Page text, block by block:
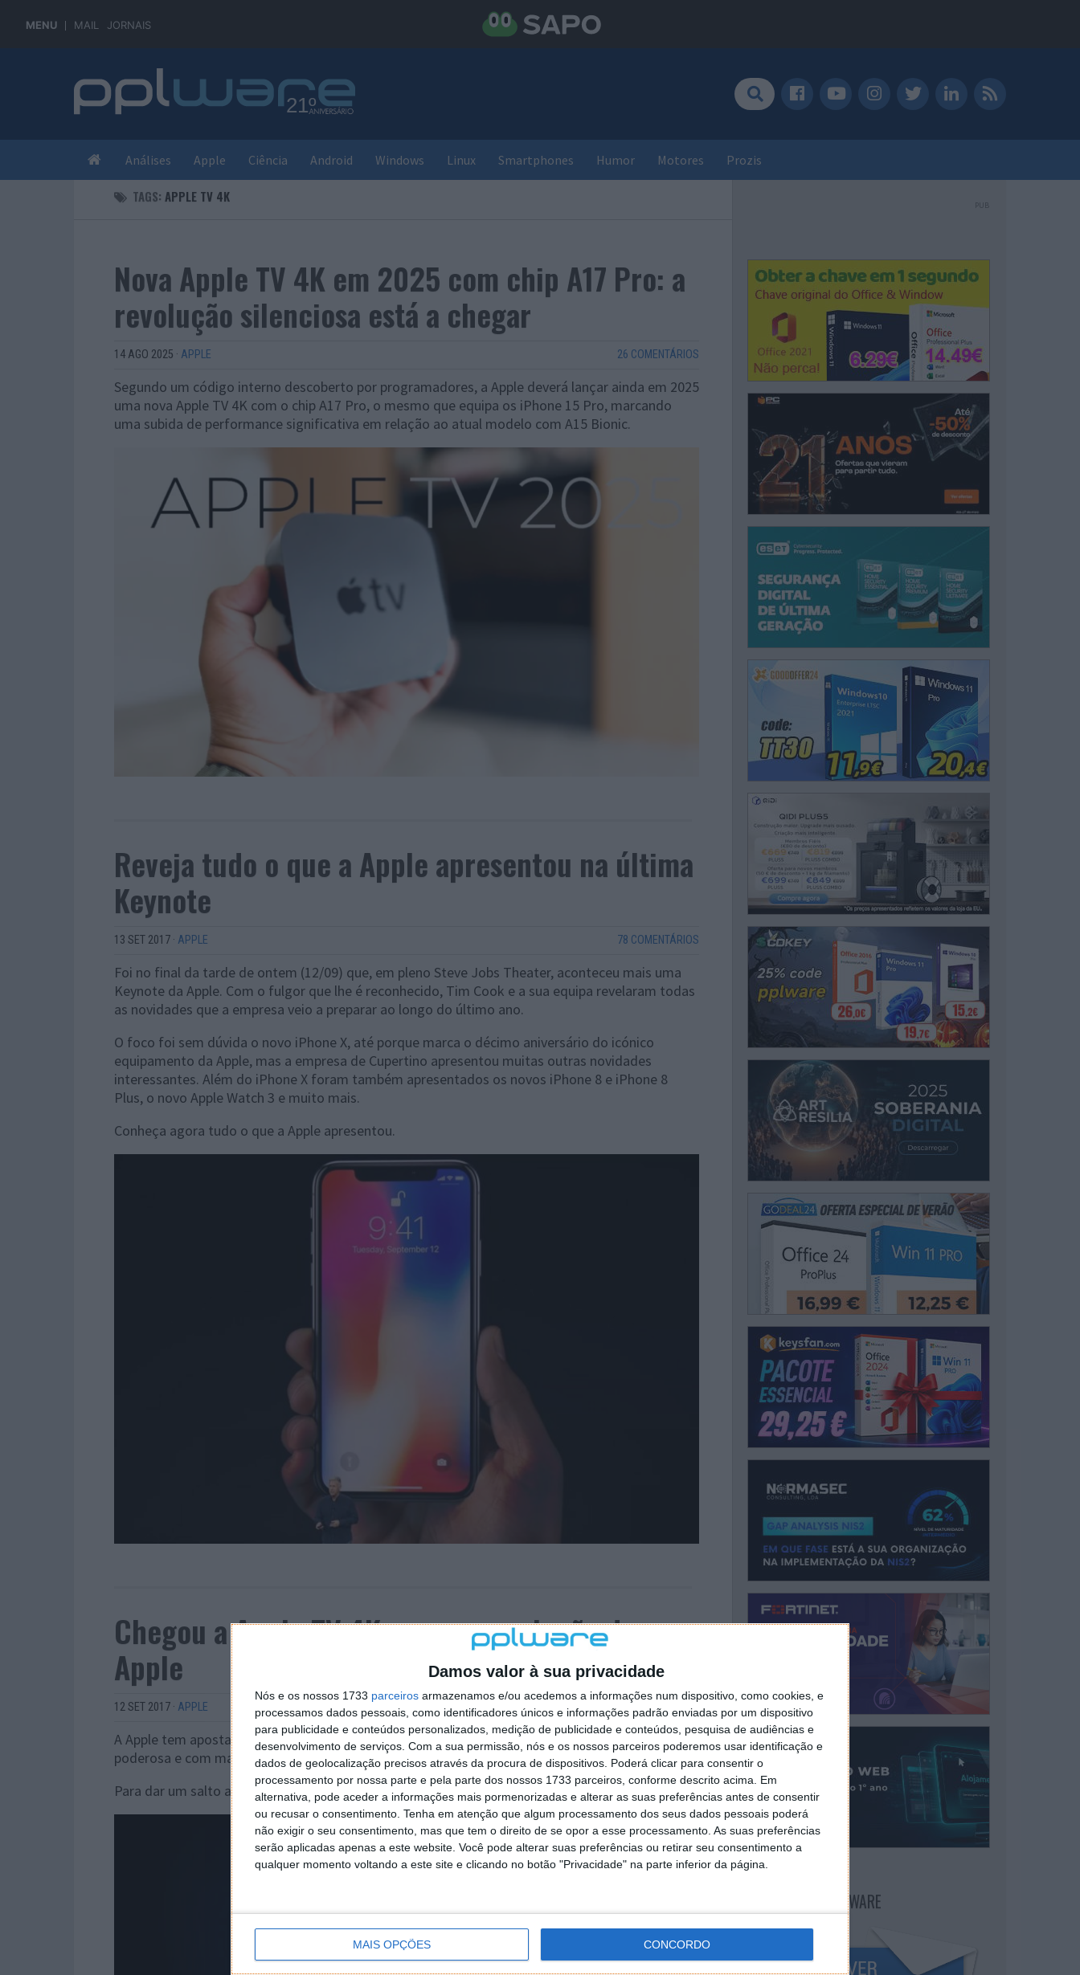
Damos valor à sua privacidade
Nós e os nossos 1733 parceiros armazenamos e/ou acedemos a informações num dispositivo, como cookies, e
processamos dados pessoais, como identificadores únicos e informações padrão enviadas por um dispositivo
para publicidade e conteúdos personalizados, medição de publicidade e conteúdos, pesquisa de audiências e
desenvolvimento de serviços. Com a sua permissão, nós e os nossos parceiros poderemos usar identificação e
dados de geolocalização precisos através da procura de dispositivos. Poderá clicar para consentir o
processamento por nossa parte e pela parte dos nossos 1733 parceiros, conforme descrito acima. Em
alternativa, pode aceder a informações mais pormenorizadas e alterar as suas preferências antes de consentir
ou recusar o consentimento. Tenha em atenção que algum processamento dos seus dados pessoais poderá
não exigir o seu consentimento, mas que tem o direito de se opor a esse processamento. As suas preferências
serão aplicadas apenas a este website. Você pode alterar suas preferências ou retirar seu consentimento a
qualquer momento voltando a este site e clicando no botão "Privacidade" na parte inferior da página.
MAIS OPÇÕES CONCORDO
MENU MAIL JORNAIS
Análises Apple Ciência Android Windows Linux Smartphones Humor Motores Prozis
TAGS: APPLE TV 4K
Nova Apple TV 4K em 2025 com chip A17 Pro: a
revolução silenciosa está a chegar
14 AGO 2025 · APPLE 26 COMENTÁRIOS
Segundo um código interno descoberto por programadores, a Apple deverá lançar ainda em 2025
uma nova Apple TV 4K com o chip A17 Pro, o mesmo que equipa os iPhone 15 Pro, marcando
uma subida de performance significativa em relação ao atual modelo com A15 Bionic.
Reveja tudo o que a Apple apresentou na última
Keynote
13 SET 2017 · APPLE 78 COMENTÁRIOS
Foi no final da tarde de ontem (12/09) que, em pleno Steve Jobs Theater, aconteceu mais uma
Keynote da Apple. Com o fulgor que lhe é reconhecido, Tim Cook e a sua equipa revelaram todas
as novidades que a empresa veio a preparar ao longo do último ano.
O foco foi sem dúvida o novo iPhone X, até porque marca o décimo aniversário do icónico
equipamento da Apple, mas a empresa de Cupertino apresentou muitas outras novidades
interessantes. Além do iPhone X foram também apresentados os novos iPhone 8 e iPhone 8
Plus, o novo Apple Watch 3 e muito mais.
Conheça agora tudo o que a Apple apresentou.
Chegou a Apple TV 4K, a nova revolução da
Apple
12 SET 2017 · APPLE 21 COMENTÁRIOS
A Apple tem apostado nos últimos anos a melhorar a sua Apple TV. Para além de a tornar mais
poderosa e com mais capacidade, procura sempre a melhor qualidade de imagem.
Para dar um salto ainda maior, resolveu agora abraçar os 4K e trouxe isso para a Apple TV.
PUB
NEWSLETTER PPLWARE